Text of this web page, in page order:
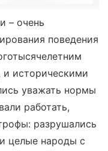
– очень
поведения
и историческими
уважать нормы
работать,
разрушались
целые народы с